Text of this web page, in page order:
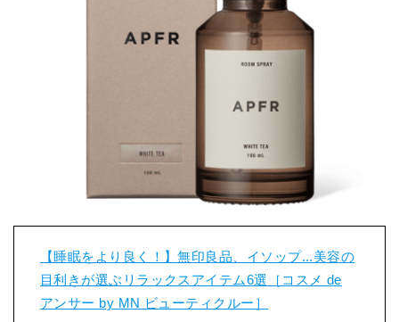
【睡眠をより良く！】無印良品、イソップ...美容の
目利きが選ぶリラックスアイテム6選［コスメ de
アンサー by MN ビューティクルー］